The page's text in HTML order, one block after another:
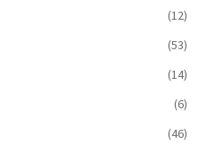
(12)
(53)
(14)
(6)
(46)